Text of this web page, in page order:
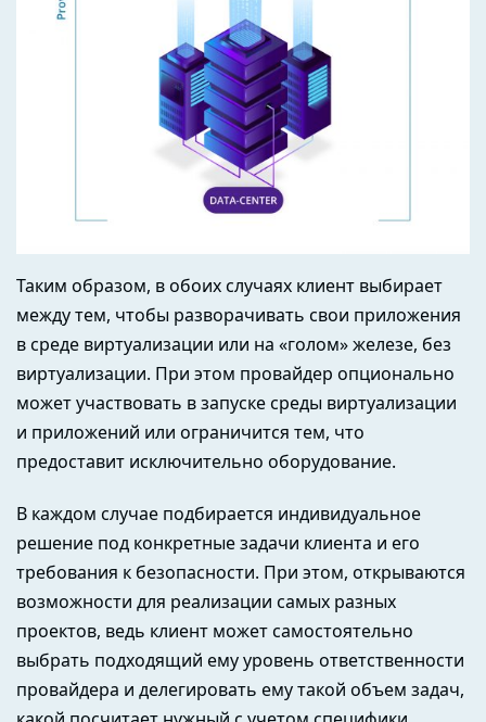
Таким образом, в обоих случаях клиент выбирает
между тем, чтобы разворачивать свои приложения
в среде виртуализации или на «голом» железе, без
виртуализации. При этом провайдер опционально
может участвовать в запуске среды виртуализации
и приложений или ограничится тем, что
предоставит исключительно оборудование.
В каждом случае подбирается индивидуальное
решение под конкретные задачи клиента и его
требования к безопасности. При этом, открываются
возможности для реализации самых разных
проектов, ведь клиент может самостоятельно
выбрать подходящий ему уровень ответственности
провайдера и делегировать ему такой объем задач,